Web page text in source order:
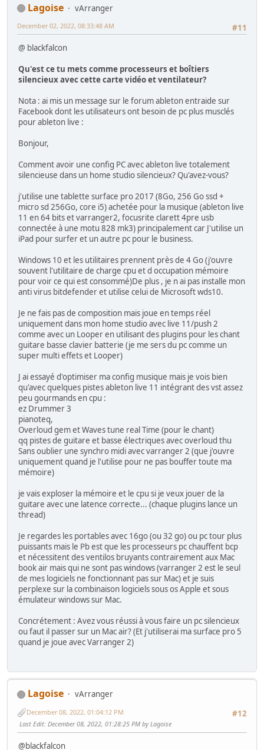
Lagoise
vArranger
#11
December 02, 2022, 08:33:48 AM
@ blackfalcon
Qu'est ce tu mets comme processeurs et boîtiers
silencieux avec cette carte vidéo et ventilateur?
Nota : ai mis un message sur le forum ableton entraide sur
Facebook dont les utilisateurs ont besoin de pc plus musclés
pour ableton live :
Bonjour,
Comment avoir une config PC avec ableton live totalement
silencieuse dans un home studio silencieux? Qu'avez-vous?
j'utilise une tablette surface pro 2017 (8Go, 256 Go ssd +
micro sd 256Go, core i5) achetée pour la musique (ableton live
11 en 64 bits et varranger2, focusrite clarett 4pre usb
connectée à une motu 828 mk3) principalement car J'utilise un
iPad pour surfer et un autre pc pour le business.
Windows 10 et les utilitaires prennent près de 4 Go (j'ouvre
souvent l'utilitaire de charge cpu et d occupation mémoire
pour voir ce qui est consommé)De plus , je n ai pas installe mon
anti virus bitdefender et utilise celui de Microsoft wds10.
Je ne fais pas de composition mais joue en temps réel
uniquement dans mon home studio avec live 11/push 2
comme avec un Looper en utilisant des plugins pour les chant
guitare basse clavier batterie (je me sers du pc comme un
super multi effets et Looper)
J ai essayé d'optimiser ma config musique mais je vois bien
qu'avec quelques pistes ableton live 11 intégrant des vst assez
peu gourmands en cpu :
ez Drummer 3
pianoteq,
Overloud gem et Waves tune real Time (pour le chant)
qq pistes de guitare et basse électriques avec overloud thu
Sans oublier une synchro midi avec varranger 2 (que j'ouvre
uniquement quand je l'utilise pour ne pas bouffer toute ma
mémoire)
je vais exploser la mémoire et le cpu si je veux jouer de la
guitare avec une latence correcte... (chaque plugins lance un
thread)
Je regardes les portables avec 16go (ou 32 go) ou pc tour plus
puissants mais le Pb est que les processeurs pc chauffent bcp
et nécessitent des ventilos bruyants contrairement aux Mac
book air mais qui ne sont pas windows (varranger 2 est le seul
de mes logiciels ne fonctionnant pas sur Mac) et je suis
perplexe sur la combinaison logiciels sous os Apple et sous
émulateur windows sur Mac.
Concrétement : Avez vous réussi à vous faire un pc silencieux
ou faut il passer sur un Mac air? (Et j'utiliserai ma surface pro 5
quand je joue avec Varranger 2)
Lagoise
vArranger
#12
December 08, 2022, 01:04:12 PM
Last Edit: December 08, 2022, 01:28:25 PM by Lagoise
@blackfalcon